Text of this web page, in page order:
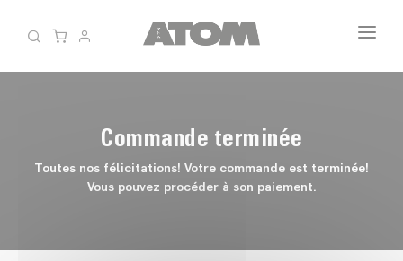
LE SHOP
Commande terminée
Toutes nos félicitations! Votre commande est terminée!
Vous pouvez procéder à son paiement.